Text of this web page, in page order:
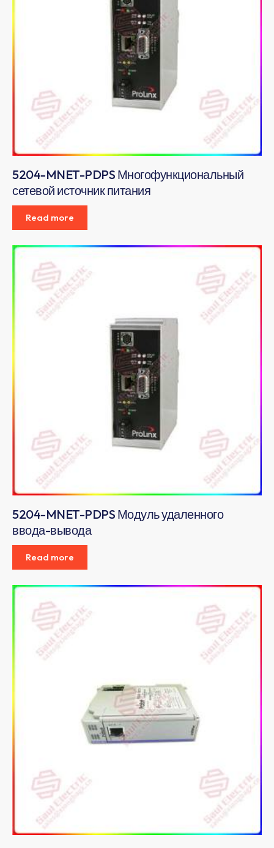
5204-MNET-PDPS Многофункциональный
сетевой источник питания
Read more
5204-MNET-PDPS ​​Модуль удаленного
ввода-вывода
Read more